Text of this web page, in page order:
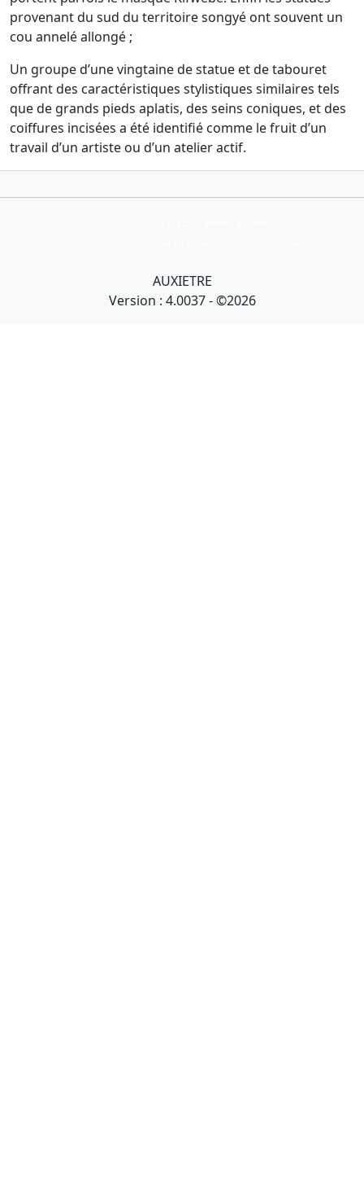
provenant du sud du territoire songyé ont souvent un
cou annelé allongé ;
Un groupe d’une vingtaine de statue et de tabouret
offrant des caractéristiques stylistiques similaires tels
que de grands pieds aplatis, des seins coniques, et des
coiffures incisées a été identifié comme le fruit d’un
travail d’un artiste ou d’un atelier actif.
AUXIETRE
Version : 4.0037 - ©2026